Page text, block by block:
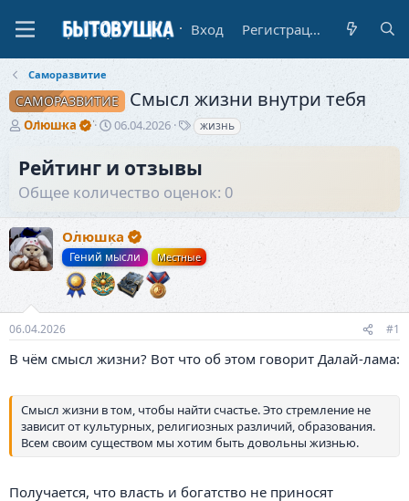
Вход Регистрация
Саморазвитие
САМОРАЗВИТИЕ Смысл жизни внутри тебя
А
о
р
е
м
ы
Олюшка
Д
а
н
ч
а
л
а
06.04.2026
Т
и
жизнь
Рейтинг и отзывы
Общее количество оценок: 0
Олюшка
Гений мысли Местные
06.04.2026 #1
В чём смысл жизни? Вот что об этом говорит Далай-лама:
Смысл жизни в том, чтобы найти счастье. Это стремление не
зависит от культурных, религиозных различий, образования.
Всем своим существом мы хотим быть довольны жизнью.
Получается, что власть и богатство не приносят